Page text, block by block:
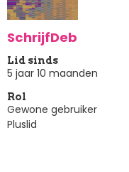
SchrijfDeb
Lid sinds
5 jaar 10 maanden
Rol
Gewone gebruiker
Pluslid